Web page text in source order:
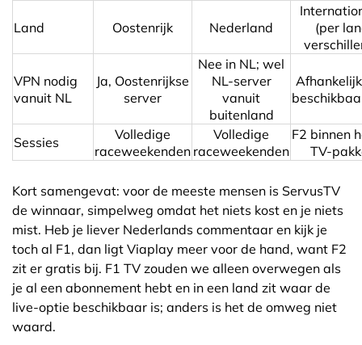
Land Oostenrijk Nederland
(per
VPN nodig
vanuit NL
Ja, Oostenrijkse
server
Nee in NL; wel
NL-server
vanuit
buitenland
Sessies
Volledige
raceweekenden
Volledige
raceweekenden
F2 binnen
TV-
Kort samengevat: voor de meeste mensen is ServusTV
de winnaar, simpelweg omdat het niets kost en je niets
mist. Heb je liever Nederlands commentaar en kijk je
toch al F1, dan ligt Viaplay meer voor de hand, want F2
zit er gratis bij. F1 TV zouden we alleen overwegen als
je al een abonnement hebt en in een land zit waar de
live-optie beschikbaar is; anders is het de omweg niet
waard.